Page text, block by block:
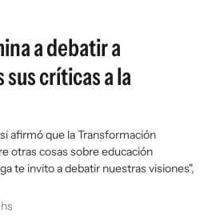
a debatir a
críticas a la
afirmó que la Transformación
otras cosas sobre educación
te invito a debatir nuestras visiones",